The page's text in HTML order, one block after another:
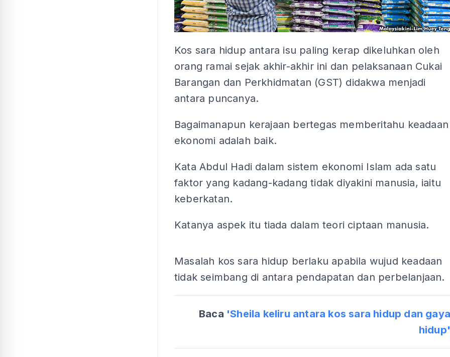
Kos sara hidup antara isu paling kerap dikeluhkan oleh
orang ramai sejak akhir-akhir ini dan pelaksanaan Cukai
Barangan dan Perkhidmatan (GST) didakwa menjadi
antara puncanya.
Bagaimanapun kerajaan bertegas memberitahu keadaan
ekonomi adalah baik.
Kata Abdul Hadi dalam sistem ekonomi Islam ada satu
faktor yang kadang-kadang tidak diyakini manusia, iaitu
keberkatan.
Katanya aspek itu tiada dalam teori ciptaan manusia.
Masalah kos sara hidup berlaku apabila wujud keadaan
tidak seimbang di antara pendapatan dan perbelanjaan.
Baca 'Sheila keliru antara kos sara hidup dan gaya
hidup'